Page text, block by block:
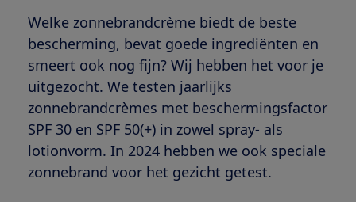
Welke zonnebrandcrème biedt de beste
bescherming, bevat goede ingrediënten en
smeert ook nog fijn? Wij hebben het voor je
uitgezocht. We testen jaarlijks
zonnebrandcrèmes met beschermingsfactor
SPF 30 en SPF 50(+) in zowel spray- als
lotionvorm. In 2024 hebben we ook speciale
zonnebrand voor het gezicht getest.